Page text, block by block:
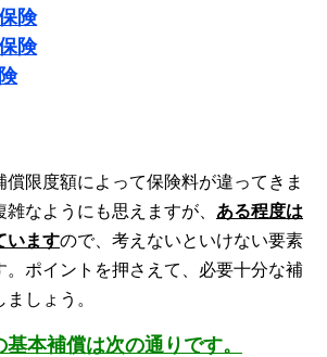
険
険
償限度額によって保険料が違ってきま
なようにも思えますが、 ある程度は
いますので、考えないといけない要素
。ポイントを押さえて、必要十分な補
しょう。
本補償は次の通りです。